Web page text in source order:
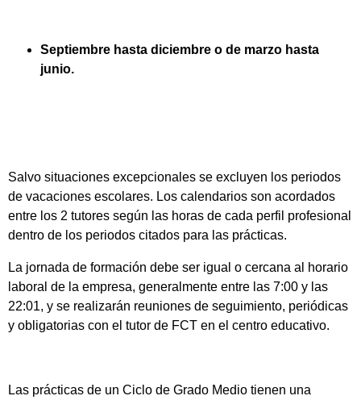
Septiembre hasta diciembre o de marzo hasta
junio.
Salvo situaciones excepcionales se excluyen los periodos
de vacaciones escolares. Los calendarios son acordados
entre los 2 tutores según las horas de cada perfil profesional
dentro de los periodos citados para las prácticas.
La jornada de formación debe ser igual o cercana al horario
laboral de la empresa, generalmente entre las 7:00 y las
22:01, y se realizarán reuniones de seguimiento, periódicas
y obligatorias con el tutor de FCT en el centro educativo.
Las prácticas de un Ciclo de Grado Medio tienen una